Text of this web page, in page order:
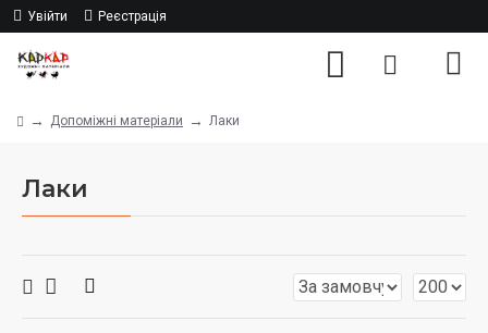
Увійти Реєстрація
Допоміжні матеріали Лаки
Лаки